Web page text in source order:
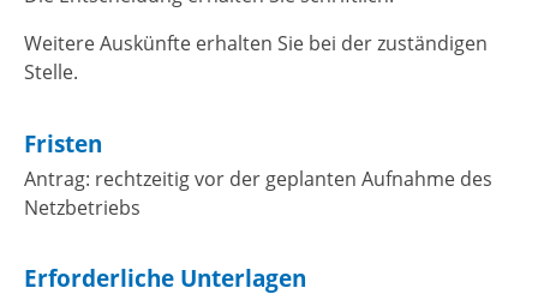
Weitere Auskünfte erhalten Sie bei der zuständigen
Stelle.
Fristen
Antrag: rechtzeitig vor der geplanten Aufnahme des
Netzbetriebs
Erforderliche Unterlagen